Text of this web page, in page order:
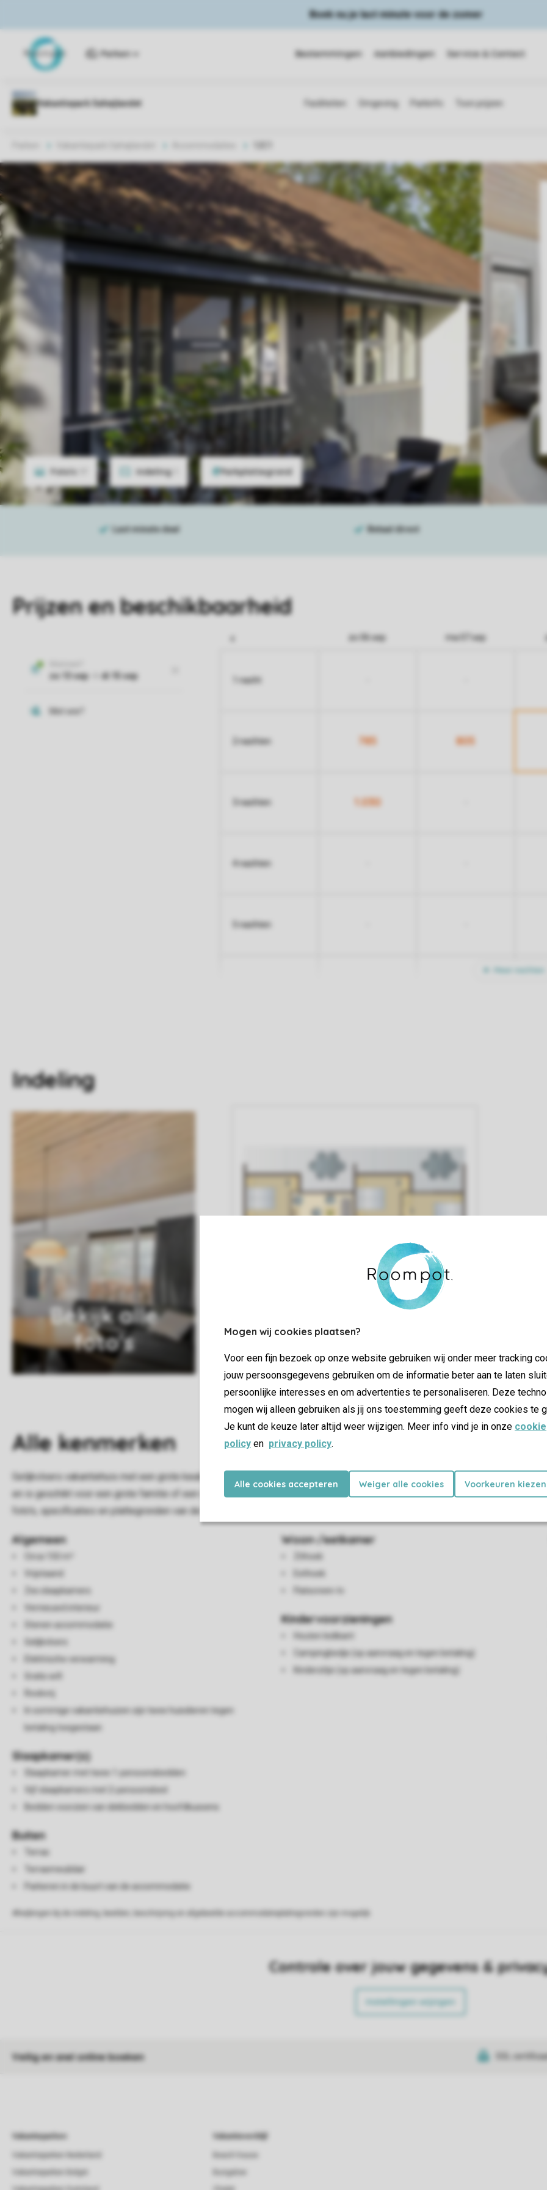
Mogen wij cookies plaatsen?
Voor een fijn bezoek op onze website gebruiken wij onder meer tracking
jouw persoonsgegevens gebruiken om de informatie beter aan te laten
persoonlijke interesses en om advertenties te personaliseren. Deze
mogen wij alleen gebruiken als jij ons toestemming geeft deze cookies te
Je kunt de keuze later altijd weer wijzigen. Meer info vind je in onze cookie
policy en privacy policy.
Alle cookies accepteren Weiger alle cookies Voorkeuren kiezen
Boek nu je last minute voor de zomer
Parken Bestemmingen Aanbiedingen Service & Contact
Foto's Indeling
Prijzen en beschikbaarheid
zo 06 sep ma 07 sep
1 nacht
2 nachten 785 805
3 nachten 1.030
4 nachten
5 nachten
Indeling
Bekijk alle
foto's
Allekenmerken
Gelijkvloers vakantiehuis met een grote keuken, vaatwasser en eethoek dat in verbinding staat met de woonkamer en
en is geschikt voor een grote familie of een vriendengroep. Er zijn zes slaapkamers met elk twee bedden en vier toiletten.
foto's, specificaties en plattegronden van de vakantiehuizen indicatief en kunnen ze afwijken.
Algemeen
Circa 150 m²
Vrijstaand
Zes slaapkamers
Vernieuwd interieur
Stenen accommodatie
Gelijkvloers
Elektrische verwarming
Gratis wifi
Rookvrij
In sommige vakantiehuizen zijn twee huisdieren tegen
betaling toegestaan
Slaapkamer(s)
Slaapkamer met twee 1-persoonsbedden
Vijf slaapkamers met 2-persoonsbed
Bedden voorzien van dekbedden en hoofdkussens
Buiten
Terras
Terrasmeubilair
Parkeren in de buurt van de accommodatie
Woon-/eetkamer
Zithoek
Eethoek
Flatscreen-tv
Kindervoorzieningen
Houten ledikant
Campingbedje (op aanvraag en tegen betaling)
Kinderzitje (op aanvraag en tegen betaling)
Controle over jouw gegevens &
Instellingen wijzigen
Veilig en snel online boeken SSL certificaat
Vakantieparken Vakantieverblijf